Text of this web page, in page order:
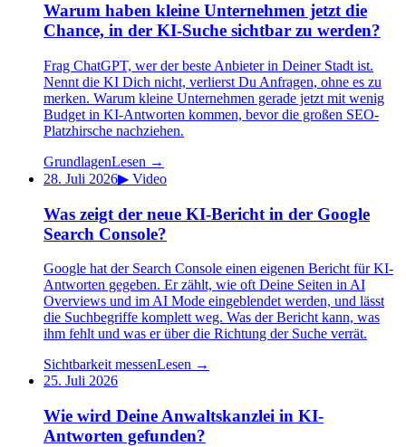
Warum haben kleine Unternehmen jetzt die
Chance, in der KI-Suche sichtbar zu werden?
Frag ChatGPT, wer der beste Anbieter in Deiner Stadt ist.
Nennt die KI Dich nicht, verlierst Du Anfragen, ohne es zu
merken. Warum kleine Unternehmen gerade jetzt mit wenig
Budget in KI-Antworten kommen, bevor die großen SEO-
Platzhirsche nachziehen.
GrundlagenLesen →
28. Juli 2026▶ Video
Was zeigt der neue KI-Bericht in der Google
Search Console?
Google hat der Search Console einen eigenen Bericht für KI-
Antworten gegeben. Er zählt, wie oft Deine Seiten in AI
Overviews und im AI Mode eingeblendet werden, und lässt
die Suchbegriffe komplett weg. Was der Bericht kann, was
ihm fehlt und was er über die Richtung der Suche verrät.
Sichtbarkeit messenLesen →
25. Juli 2026
Wie wird Deine Anwaltskanzlei in KI-
Antworten gefunden?